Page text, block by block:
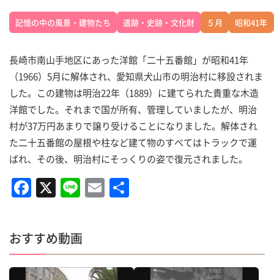
記憶の中の風景・建物たち 遺跡・史跡・文化財 ５月 昭和41年
長崎市南山手地区にあった洋館「二十五番館」が昭和41年
（1966）5月に解体され、愛知県犬山市の明治村に移設されま
した。この建物は明治22年（1889）に建てられた貴重な木造
洋館でした。それまで国が所有、管理していましたが、明治
村が37万円あまりで譲り受けることになりました。解体され
た二十五番館の屋根や柱など建て物のすべてはトラックで運
ばれ、その後、明治村にそっくりの姿で復元されました。
F
a
c
e
b
X Li
n
e
E
m
l
おすすめ動画